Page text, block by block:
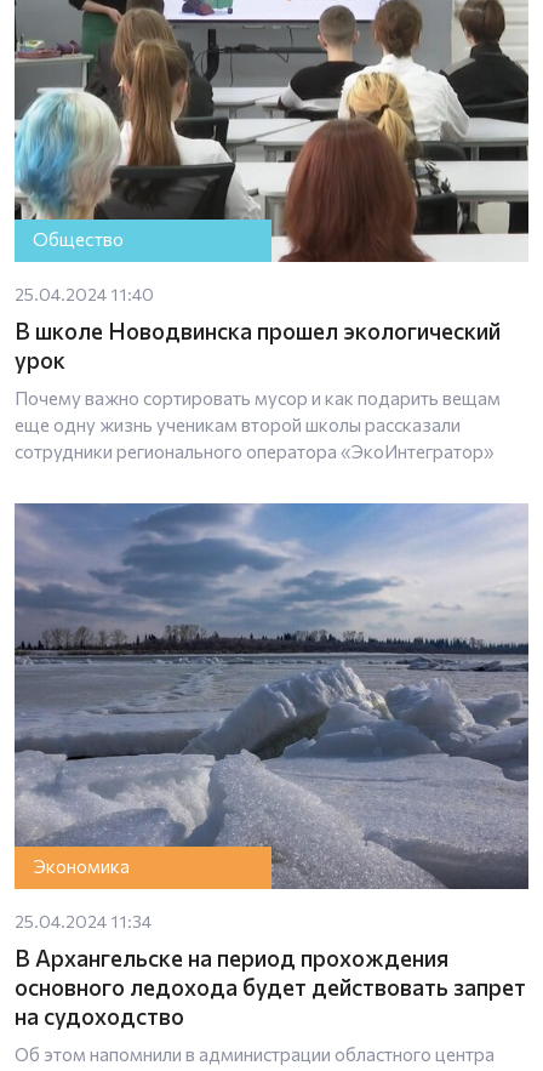
Общество
25.04.2024 11:40
В школе Новодвинска прошел экологический
урок
Почему важно сортировать мусор и как подарить вещам
еще одну жизнь ученикам второй школы рассказали
сотрудники регионального оператора «ЭкоИнтегратор»
Экономика
25.04.2024 11:34
В Архангельске на период прохождения
основного ледохода будет действовать запрет
на судоходство
Об этом напомнили в администрации областного центра